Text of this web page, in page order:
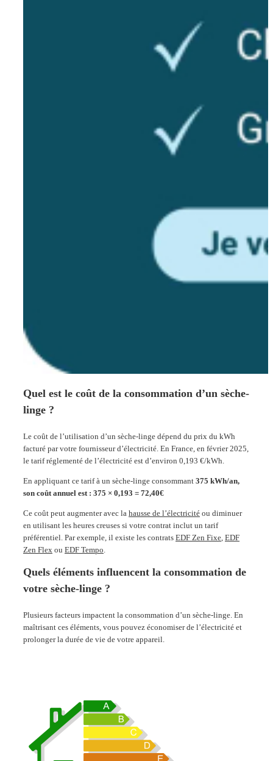
Quel est le coût de la consommation d’un sèche-
linge ?
Le coût de l’utilisation d’un sèche-linge dépend du prix du kWh
facturé par votre fournisseur d’électricité. En France, en février 2025,
le tarif réglementé de l’électricité est d’environ 0,193 €/kWh​.
En appliquant ce tarif à un sèche-linge consommant 375 kWh/an,
son coût annuel est : 375 × 0,193 = 72,40€
Ce coût peut augmenter avec la hausse de l’électricité ou diminuer
en utilisant les heures creuses si votre contrat inclut un tarif
préférentiel​. Par exemple, il existe les contrats EDF Zen Fixe EDF
Zen Flex ou EDF Tempo
Quels éléments influencent la consommation de
votre sèche-linge ?
Plusieurs facteurs impactent la consommation d’un sèche-linge. En
maîtrisant ces éléments, vous pouvez économiser de l’électricité et
prolonger la durée de vie de votre appareil.